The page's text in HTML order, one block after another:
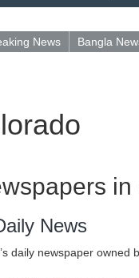
News Bangla
in
News
daily newspaper owned